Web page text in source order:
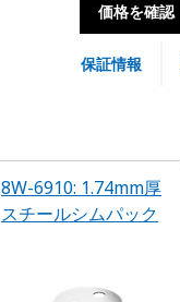
価格を確認
保証情報
8W-6910: 1.74mm厚
スチールシムパック